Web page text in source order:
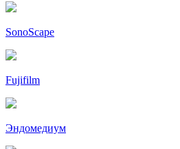
SonoScape
Fujifilm
Эндомедиум